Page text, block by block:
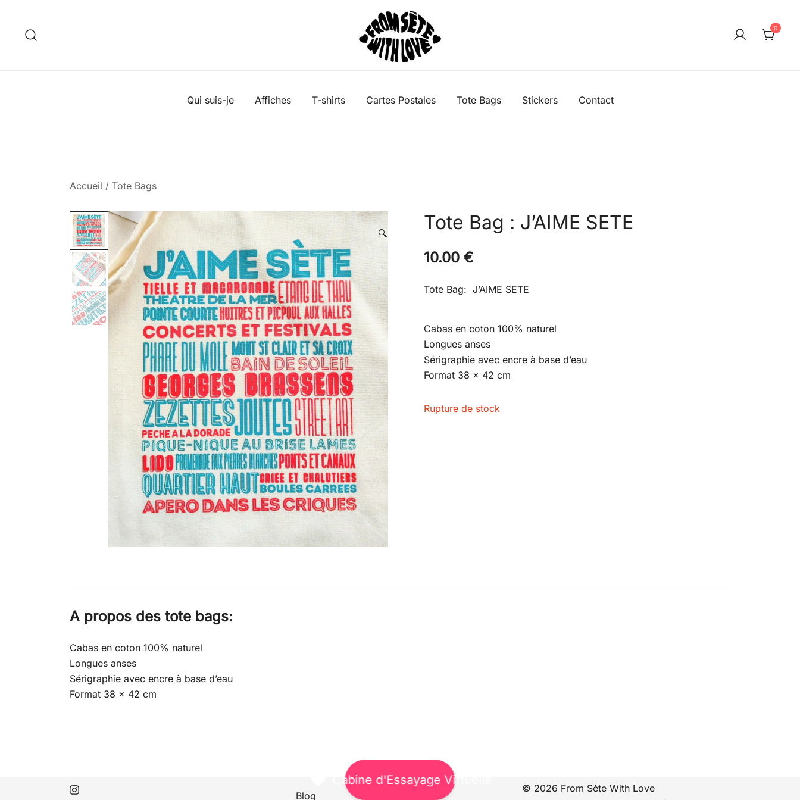
content
0
Qui suis-je Affiches T-shirts Cartes Postales Tote Bags Stickers Contact
Accueil / Tote Bags
🔍 Tote Bag : J’AIME SETE
10.00 €
Tote Bag: J’AIME SETE
Cabas en coton 100% naturel
Longues anses
Sérigraphie avec encre à base d’eau
Format 38 x 42 cm
Rupture de stock
A propos des tote bags:
Cabas en coton 100% naturel
Longues anses
Sérigraphie avec encre à base d’eau
Format 38 x 42 cm
Blog
© 2026 From Sète With Love
Cabine d'Essayage Virtuelle